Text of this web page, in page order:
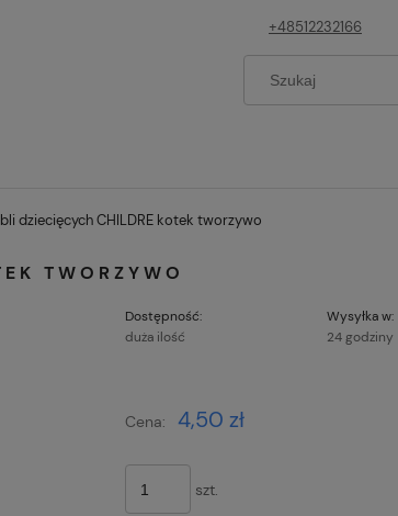
+48512232166
dziecięcych CHILDRE kotek tworzywo
TWORZYWO
Dostępność:
duża ilość
Wysyłka w:
24 godziny
Cena: 4,50 zł
szt.